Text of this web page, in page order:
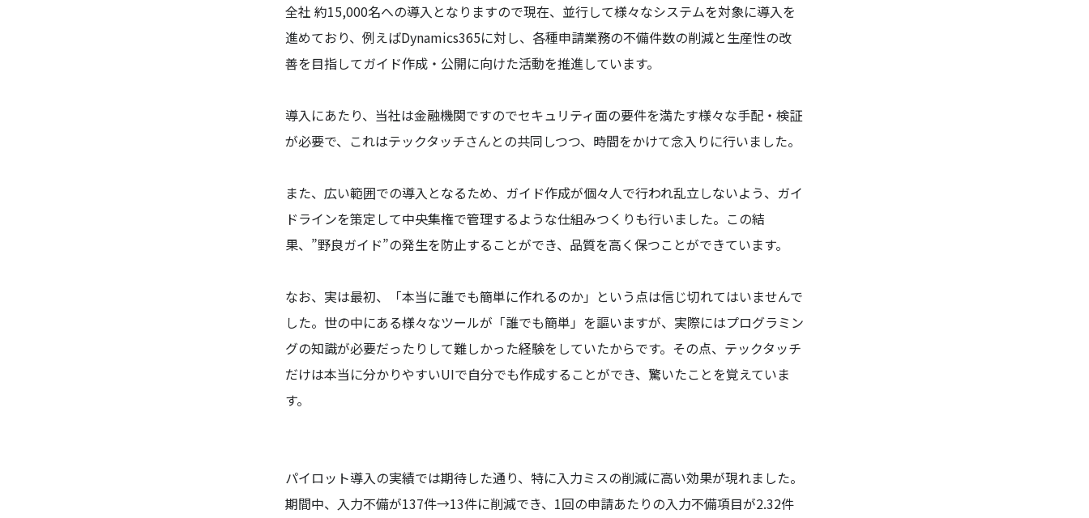
全社 約15,000名への導入となりますので現在、並行して様々なシステムを対象に導入を
進めており、例えばDynamics365に対し、各種申請業務の不備件数の削減と生産性の改
善を目指してガイド作成・公開に向けた活動を推進しています。
導入にあたり、当社は金融機関ですのでセキュリティ面の要件を満たす様々な手配・検証
が必要で、これはテックタッチさんとの共同しつつ、時間をかけて念入りに行いました。
また、広い範囲での導入となるため、ガイド作成が個々人で行われ乱立しないよう、ガイ
ドラインを策定して中央集権で管理するような仕組みつくりも行いました。この結
果、”野良ガイド”の発生を防止することができ、品質を高く保つことができています。
なお、実は最初、「本当に誰でも簡単に作れるのか」という点は信じ切れてはいませんで
した。世の中にある様々なツールが「誰でも簡単」を謳いますが、実際にはプログラミン
グの知識が必要だったりして難しかった経験をしていたからです。その点、テックタッチ
だけは本当に分かりやすいUIで自分でも作成することができ、驚いたことを覚えていま
す。
パイロット導入の実績では期待した通り、特に入力ミスの削減に高い効果が現れました。
期間中、入力不備が137件→13件に削減でき、1回の申請あたりの入力不備項目が2.32件